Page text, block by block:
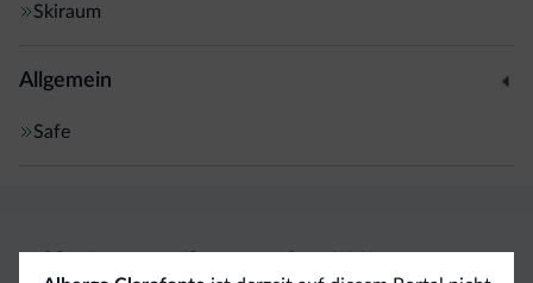
Skiraum
Allgemein
Safe
Exklusive Vorteile von Dolomiti.it